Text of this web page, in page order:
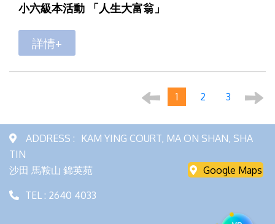
小六級本活動 「人生大富翁」
詳情+
1 2 3
ADDRESS : KAM YING COURT, MA ON SHAN, SHA
TIN
沙田 馬鞍山 錦英苑
Google Maps
TEL : 2640 4033